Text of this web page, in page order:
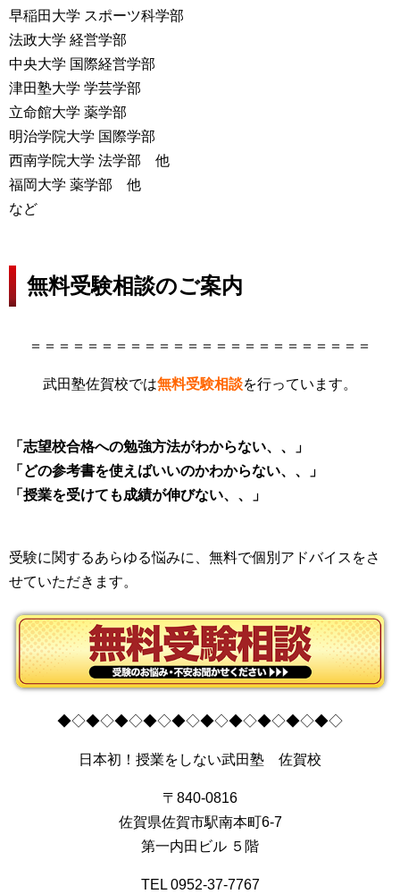
早稲田大学 スポーツ科学部
法政大学 経営学部
中央大学 国際経営学部
津田塾大学 学芸学部
立命館大学 薬学部
明治学院大学 国際学部
西南学院大学 法学部 他
福岡大学 薬学部 他
など
無料受験相談のご案内
＝＝＝＝＝＝＝＝＝＝＝＝＝＝＝＝＝＝＝＝＝＝＝＝
武田塾佐賀校では無料受験相談を行っています。
「志望校合格への勉強方法がわからない、、」
「どの参考書を使えばいいのかわからない、、」
「授業を受けても成績が伸びない、、」
受験に関するあらゆる悩みに、無料で個別アドバイスをさ
せていただきます。
◆◇◆◇◆◇◆◇◆◇◆◇◆◇◆◇◆◇◆◇
日本初！授業をしない武田塾 佐賀校
〒840-0816
佐賀県佐賀市駅南本町6-7
第一内田ビル ５階
TEL 0952-37-7767